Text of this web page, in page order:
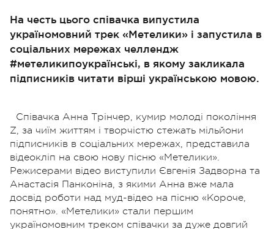
На честь цього співачка випустила
україномовний трек «Метелики» і запустила в
соціальних мережах челлендж
#метеликипоукраїнські, в якому закликала
підписників читати вірші українською мовою.
Співачка Анна Трінчер, кумир молоді покоління
Z, за чиїм життям і творчістю стежать мільйони
підписників в соціальних мережах, представила
відеокліп на свою нову пісню «Метелики».
Режисерами відео виступили Євгенія Задворна та
Анастасія Панконіна, з якими Анна вже мала
досвід роботи над муд-відео на пісню «Короче,
понятно». «Метелики» стали першим
україномовним треком співачки за дуже довгий